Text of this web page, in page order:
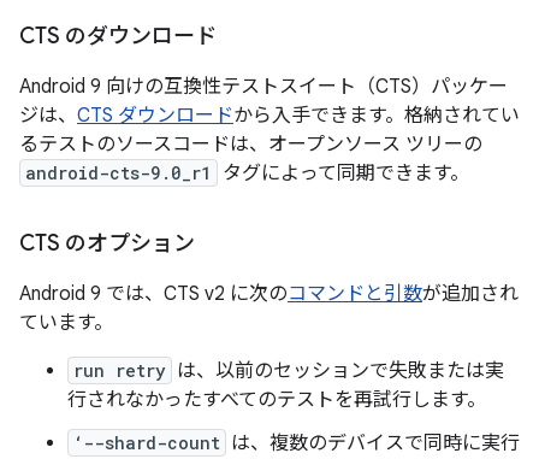
CTS のダウンロード
Android 9 向けの互換性テストスイート（CTS）パッケー
ジは、 CTS ダウンロードから入手できます。格納されてい
るテストのソースコードは、オープンソース ツリーの
android-cts-9.0_r1 タグによって同期できます。
CTS のオプション
Android 9 では、CTS v2 に次のコマンドと引数が追加され
ています。
run retry は、以前のセッションで失敗または実
行されなかったすべてのテストを再試行します。
‘--shard-count は、複数のデバイスで同時に実行